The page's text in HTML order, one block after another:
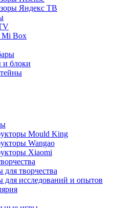
Яндекс ТВ
Mi Box
и блоки
Mould King
Wangao
Xiaomi
творчества
для исследований и опытов